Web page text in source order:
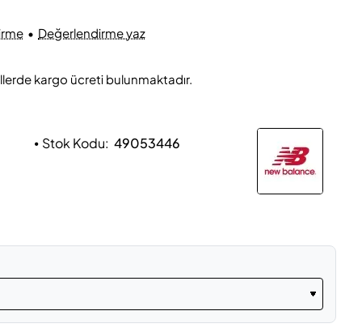
illerde kargo ücreti bulunmaktadır.
• Değerlendirme yaz
Stok Kodu: 49053446